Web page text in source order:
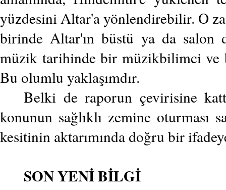
yüzdesini Altar'a yönlendirebilir. O
birinde Altar'ın büstü ya da salon
müzik tarihinde bir müzikbilimci ve
Bu olumlu yaklaşımdır.
Belki de raporun çevirisine
konunun sağlıklı zemine
kesitinin aktarımında doğru bir
SON YENİ BİLGİ